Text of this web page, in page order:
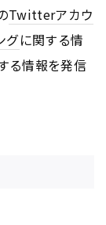
Twitterアカウ
グに関する情
る情報を発信